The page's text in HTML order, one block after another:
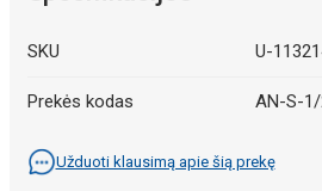
SKU U-
Prekės kodas AN-S-
Užduoti klausimą apie šią prekę